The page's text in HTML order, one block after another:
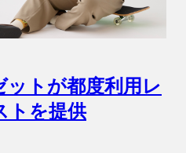
ットが都度利用レ
トを提供